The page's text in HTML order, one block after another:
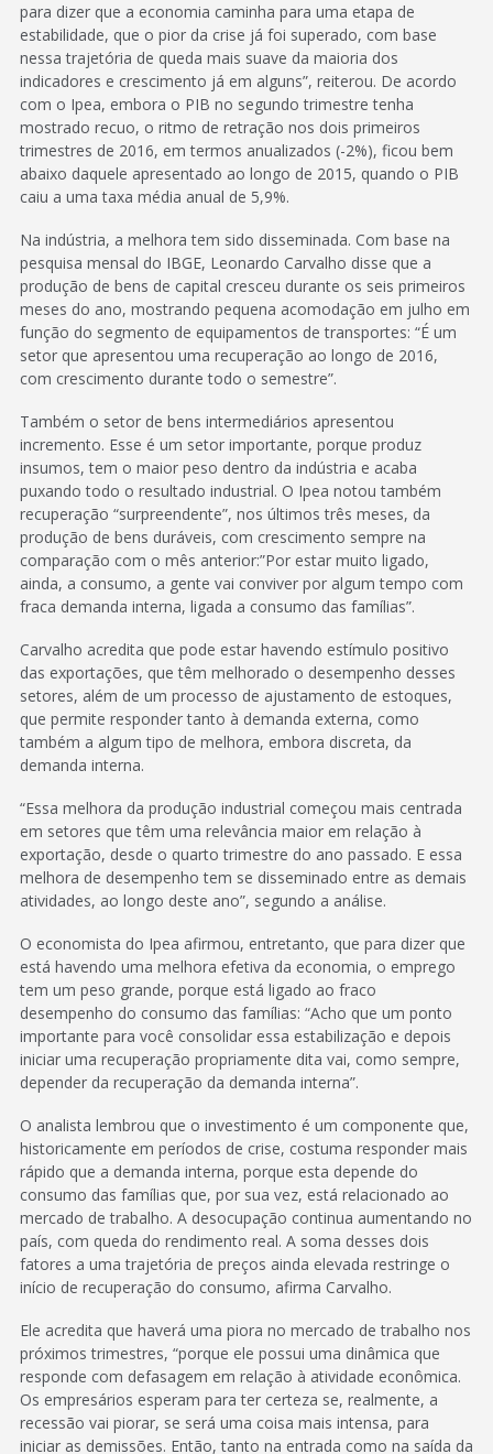
para dizer que a economia caminha para uma etapa de
estabilidade, que o pior da crise já foi superado, com base
nessa trajetória de queda mais suave da maioria dos
indicadores e crescimento já em alguns”, reiterou. De acordo
com o Ipea, embora o PIB no segundo trimestre tenha
mostrado recuo, o ritmo de retração nos dois primeiros
trimestres de 2016, em termos anualizados (-2%), ficou bem
abaixo daquele apresentado ao longo de 2015, quando o PIB
caiu a uma taxa média anual de 5,9%.
Na indústria, a melhora tem sido disseminada. Com base na
pesquisa mensal do IBGE, Leonardo Carvalho disse que a
produção de bens de capital cresceu durante os seis primeiros
meses do ano, mostrando pequena acomodação em julho em
função do segmento de equipamentos de transportes: “É um
setor que apresentou uma recuperação ao longo de 2016,
com crescimento durante todo o semestre”.
Também o setor de bens intermediários apresentou
incremento. Esse é um setor importante, porque produz
insumos, tem o maior peso dentro da indústria e acaba
puxando todo o resultado industrial. O Ipea notou também
recuperação “surpreendente”, nos últimos três meses, da
produção de bens duráveis, com crescimento sempre na
comparação com o mês anterior:”Por estar muito ligado,
ainda, a consumo, a gente vai conviver por algum tempo com
fraca demanda interna, ligada a consumo das famílias”.
Carvalho acredita que pode estar havendo estímulo positivo
das exportações, que têm melhorado o desempenho desses
setores, além de um processo de ajustamento de estoques,
que permite responder tanto à demanda externa, como
também a algum tipo de melhora, embora discreta, da
demanda interna.
“Essa melhora da produção industrial começou mais centrada
em setores que têm uma relevância maior em relação à
exportação, desde o quarto trimestre do ano passado. E essa
melhora de desempenho tem se disseminado entre as demais
atividades, ao longo deste ano”, segundo a análise.
O economista do Ipea afirmou, entretanto, que para dizer que
está havendo uma melhora efetiva da economia, o emprego
tem um peso grande, porque está ligado ao fraco
desempenho do consumo das famílias: “Acho que um ponto
importante para você consolidar essa estabilização e depois
iniciar uma recuperação propriamente dita vai, como sempre,
depender da recuperação da demanda interna”.
O analista lembrou que o investimento é um componente que,
historicamente em períodos de crise, costuma responder mais
rápido que a demanda interna, porque esta depende do
consumo das famílias que, por sua vez, está relacionado ao
mercado de trabalho. A desocupação continua aumentando no
país, com queda do rendimento real. A soma desses dois
fatores a uma trajetória de preços ainda elevada restringe o
início de recuperação do consumo, afirma Carvalho.
Ele acredita que haverá uma piora no mercado de trabalho nos
próximos trimestres, “porque ele possui uma dinâmica que
responde com defasagem em relação à atividade econômica.
Os empresários esperam para ter certeza se, realmente, a
recessão vai piorar, se será uma coisa mais intensa, para
iniciar as demissões. Então, tanto na entrada como na saída da